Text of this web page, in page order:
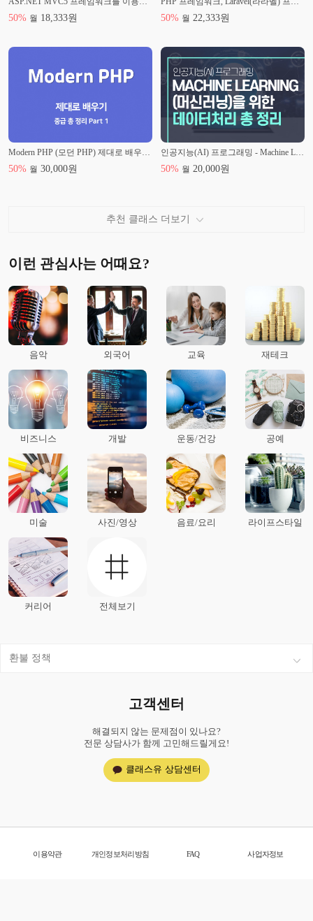
50% 월 18,333원 50% 월 22,333원
Modern PHP (모던 PHP) 제대로 배우기 중급 총 정리 Part.1
50% 월 30,000원
인공지능(AI) 프로그래밍 - Machine Learning(머신러닝)을 위한 데이터처리 총 정리
50% 월 20,000원
추천 클래스 더보기
이런 관심사는 어때요?
음악 외국어 교육 재테크
비즈니스 개발 운동/건강 공예
미술 사진/영상 음료/요리 라이프스타일
커리어 전체보기
환불 정책
고객센터
해결되지 않는 문제점이 있나요?
전문 상담사가 함께 고민해드릴게요!
클래스유 상담센터
이용약관 개인정보처리방침 FAQ 사업자정보